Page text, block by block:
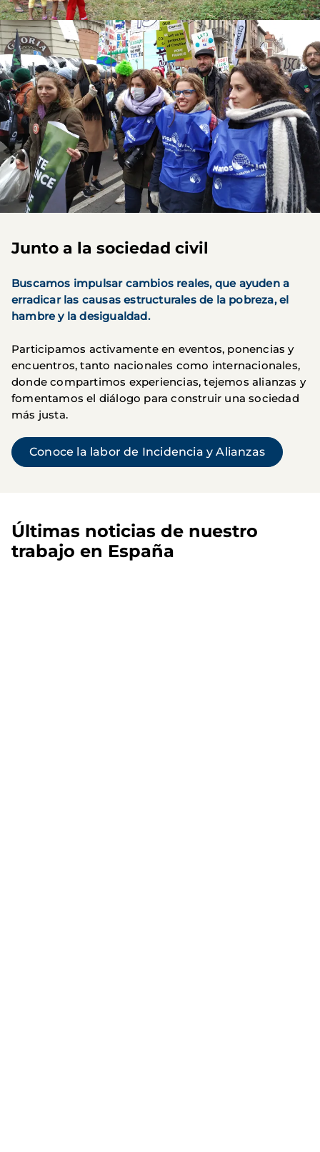
Junto a la sociedad civil
Buscamos impulsar cambios reales, que ayuden a
erradicar las causas estructurales de la pobreza, el
hambre y la desigualdad.
Participamos activamente en eventos, ponencias y
encuentros, tanto nacionales como internacionales,
donde compartimos experiencias, tejemos alianzas y
fomentamos el diálogo para construir una sociedad
más justa.
Conoce la labor de Incidencia y Alianzas
Últimas noticias de nuestro
trabajo en España